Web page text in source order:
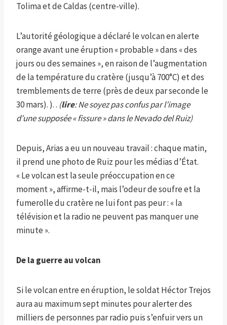
Tolima et de Caldas (centre-ville).
L’autorité géologique a déclaré le volcan en alerte
orange avant une éruption « probable » dans « des
jours ou des semaines », en raison de l’augmentation
de la température du cratère (jusqu’à 700°C) et des
tremblements de terre (près de deux par seconde le
30 mars). ). . (lire: Ne soyez pas confus par l’image
d’une supposée « fissure » dans le Nevado del Ruiz)
Depuis, Arias a eu un nouveau travail : chaque matin,
il prend une photo de Ruiz pour les médias d’État.
« Le volcan est la seule préoccupation en ce
moment », affirme-t-il, mais l’odeur de soufre et la
fumerolle du cratère ne lui font pas peur : « la
télévision et la radio ne peuvent pas manquer une
minute ».
De la guerre au volcan
Si le volcan entre en éruption, le soldat Héctor Trejos
aura au maximum sept minutes pour alerter des
milliers de personnes par radio puis s’enfuir vers un